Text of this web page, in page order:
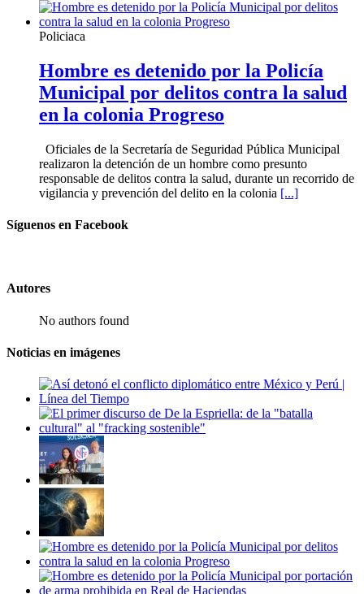
Policiaca
Hombre es detenido por la Policía
Municipal por delitos contra la salud
en la colonia Progreso
Oficiales de la Secretaría de Seguridad Pública Municipal
realizaron la detención de un hombre como presunto
responsable de delitos contra la salud, durante un recorrido de
vigilancia y prevención del delito en la colonia [...]
Síguenos en Facebook
Autores
No authors found
Noticias en imágenes